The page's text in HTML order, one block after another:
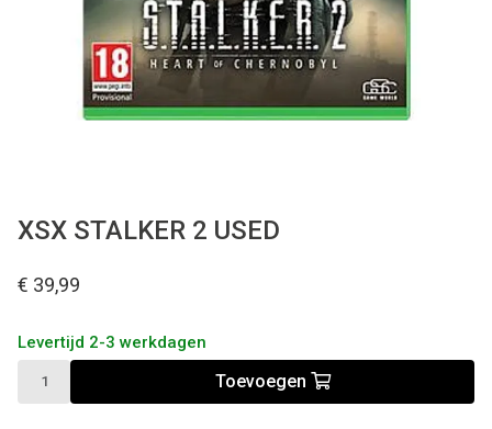
Board Games
Cadeaubon
XSX STALKER 2 USED
€ 39,99
Levertijd 2-3 werkdagen
Toevoegen